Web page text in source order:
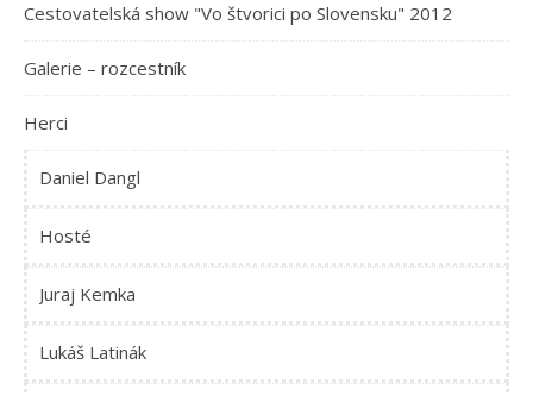
Cestovatelská show "Vo štvorici po Slovensku" 2012
Galerie – rozcestník
Herci
Daniel Dangl
Hosté
Juraj Kemka
Lukáš Latinák